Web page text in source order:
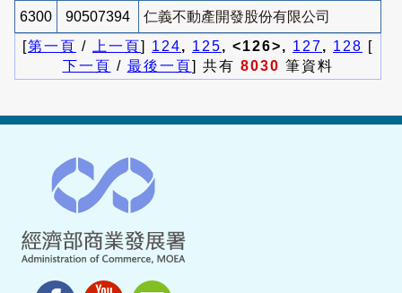
6300 90507394
仁義不動產開發股份有限公司
[第一頁 / 上一頁] 124, 125, <126>, 127, 128 [
下一頁 / 最後一頁] 共有 8030 筆資料